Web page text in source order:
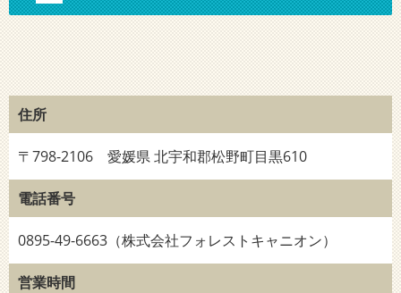
住所
〒798-2106 愛媛県 北宇和郡松野町目黒610
電話番号
0895-49-6663（株式会社フォレストキャニオン）
営業時間